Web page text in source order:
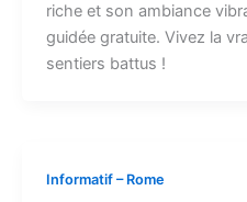
riche et son ambiance
guidée gratuite. Vivez la
sentiers battus !
Informatif – Rome